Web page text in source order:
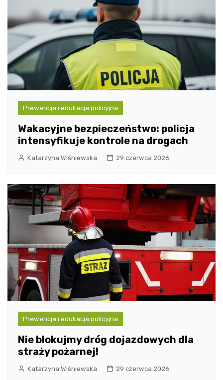
Prewencja i edukacja policyjna
Wakacyjne bezpieczeństwo: policja
intensyfikuje kontrole na drogach
Katarzyna Wiśniewska 29 czerwca 2026
Prewencja i edukacja policyjna
Nie blokujmy dróg dojazdowych dla
straży pożarnej!
Katarzyna Wiśniewska 29 czerwca 2026